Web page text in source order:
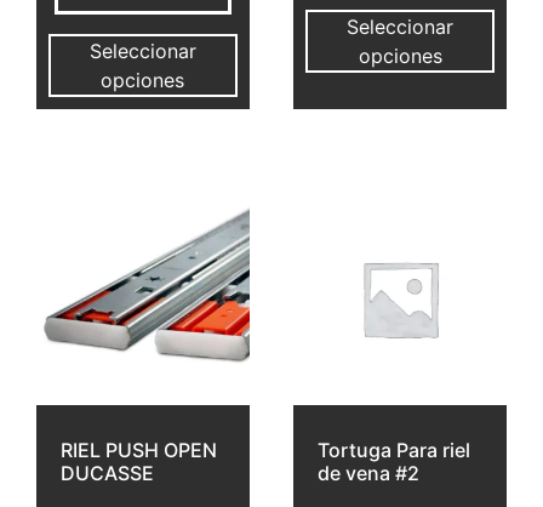
Seleccionar
opciones
Seleccionar
opciones
RIEL PUSH OPEN
DUCASSE
Tortuga Para riel
de vena #2